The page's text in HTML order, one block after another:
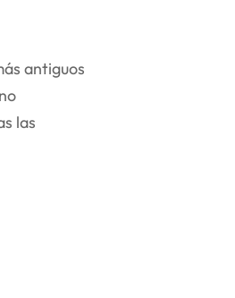
antiguos
las